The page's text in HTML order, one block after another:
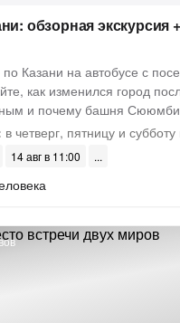
обзорная экскурсия
Казани на автобусе с
как изменился город
и почему башня
в четверг, пятницу и
14 авг в 11:00